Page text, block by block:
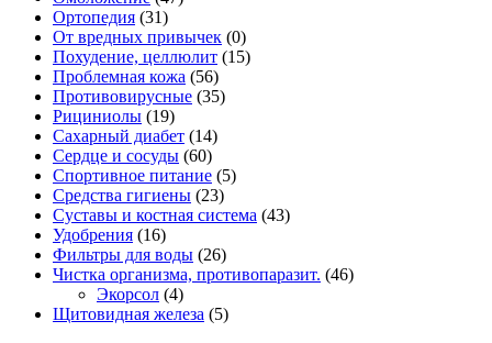
Ортопедия (31)
От вредных привычек (0)
Похудение, целлюлит (15)
Проблемная кожа (56)
Противовирусные (35)
Рициниолы (19)
Сахарный диабет (14)
Сердце и сосуды (60)
Спортивное питание (5)
Средства гигиены (23)
Суставы и костная система (43)
Удобрения (16)
Фильтры для воды (26)
Чистка организма, противопаразит. (46)
Экорсол (4)
Щитовидная железа (5)